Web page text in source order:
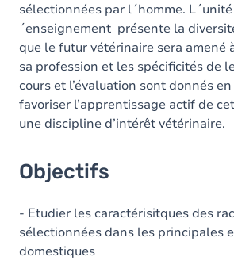
Exercices
sélectionnées par l´homme.
´enseignement présente la
que le futur vétérinaire sera amené
sa profession et les spécificités de
cours et l’évaluation sont donnés
favoriser l’apprentissage actif de
une discipline d’intérêt vétérinaire.
Objectifs
- Etudier les caractérisitques des
sélectionnées dans les principales
domestiques